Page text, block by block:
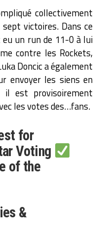
collectivement
victoires. Dans ce
un run de 11-0 à lui
contre les Rockets,
Doncic a également
envoyer les siens en
il est provisoirement
les votes des…fans.
for
Voting
of the
&